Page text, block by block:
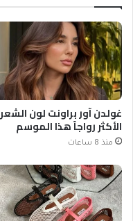
غولدن آور براونت لون الشعر
الأكثر رواجاً هذا الموسم
منذ 8 ساعات